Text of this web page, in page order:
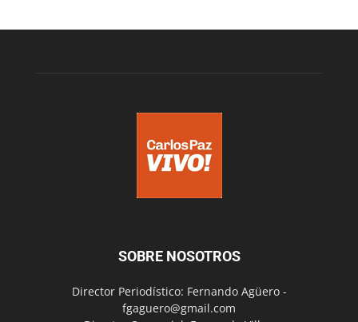
SOBRE NOSOTROS
Director Periodístico: Fernando Agüero -
fgaguero@gmail.com